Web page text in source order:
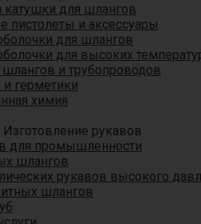
катушки для шлангов
пистолеты и аксессуары
для шлангов
для высоких
и трубопроводов
и герметики
химия
Изготовление рукавов
для промышленности
шлангов
рукавов высокого
шлангов